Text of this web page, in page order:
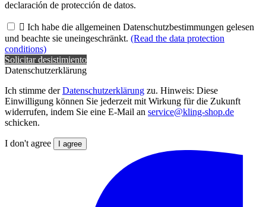
declaración de protección de datos.
 Ich habe die allgemeinen Datenschutzbestimmungen gelesen
und beachte sie uneingeschränkt. (Read the data protection
conditions)
Solicitar desistimiento
Datenschutzerklärung
Ich stimme derDatenschutzerklärung zu. Hinweis: Diese
Einwilligung können Sie jederzeit mit Wirkung für die Zukunft
widerrufen, indem Sie eine E-Mail an service@kling-shop.de
schicken.
I don't agree I agree